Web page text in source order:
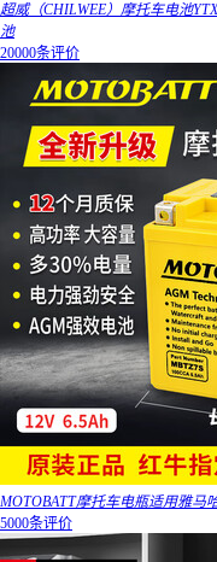
超威（CHILWEE）摩托车电池
池
20000条评价
MOTOBATT摩托车电瓶适用雅马
5000条评价